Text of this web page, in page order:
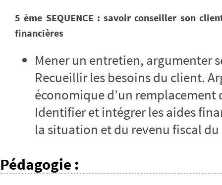
5 ème SEQUENCE : savoir conseiller son
financières
Mener un entretien, argumenter
Recueillir les besoins du client.
économique d’un remplacement
Identifier et intégrer les aides
la situation et du revenu fiscal
Pédagogie :